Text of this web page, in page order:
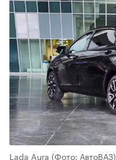
Lada Aura (Фото: АвтоВАЗ)